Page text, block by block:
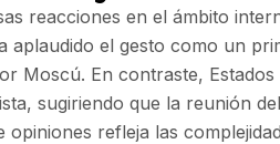
reacciones en el ámbito
aplaudido el gesto como un
Moscú. En contraste,
sugiriendo que la reunión
opiniones refleja las